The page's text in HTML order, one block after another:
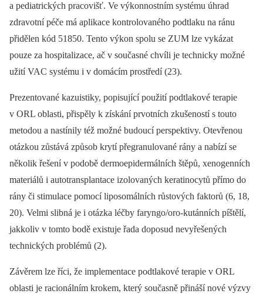
a pediatrických pracovišť. Ve výkonnostním systému úhrad
zdravotní péče má aplikace kontrolovaného podtlaku na ránu
přidělen kód 51850. Tento výkon spolu se ZUM lze vykázat
pouze za hospitalizace, ač v současné chvíli je technicky možné
užití VAC systému i v domácím prostředí (23).
Prezentované kazuistiky, popisující použití podtlakové terapie
v ORL oblasti, přispěly k získání prvotních zkušeností s touto
metodou a nastínily též možné budoucí perspektivy. Otevřenou
otázkou zůstává způsob krytí přegranulované rány a nabízí se
několik řešení v podobě dermoepidermálních štěpů, xenogenních
materiálů i autotransplantace izolovaných keratinocytů přímo do
rány či stimulace pomocí liposomálních růstových faktorů (6, 18,
20). Velmi slibná je i otázka léčby faryngo/oro-kutánních píštělí,
jakkoliv v tomto bodě existuje řada doposud nevyřešených
technických problémů (2).
Závěrem lze říci, že implementace podtlakové terapie v ORL
oblasti je racionálním krokem, který současně přináší nové výzvy